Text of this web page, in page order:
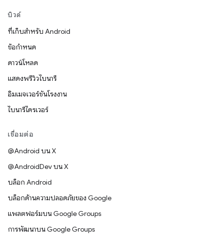
บิวด์
ที่เก็บสำหรับ Android
ข้อกำหนด
ดาวน์โหลด
แสดงพรีวิวไบนารี
อิมเมจเวอร์ชันโรงงาน
ไบนารีไดรเวอร์
เชื่อมต่อ
@Android บน X
@AndroidDev บน X
บล็อก Android
บล็อกด้านความปลอดภัยของ Google
แพลตฟอร์มบน Google Groups
การพัฒนาบน Google Groups